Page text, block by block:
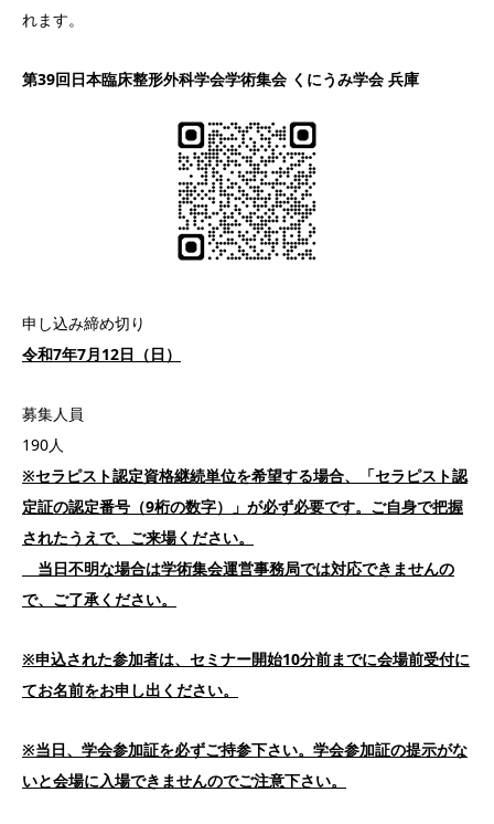
れます。
第39回日本臨床整形外科学会学術集会 くにうみ学会 兵庫
申し込み締め切り
令和7年7月12日（日）
募集人員
190人
※セラピスト認定資格継続単位を希望する場合、「セラピスト認
定証の認定番号（9桁の数字）」が必ず必要です。ご自身で把握
されたうえで、ご来場ください。
当日不明な場合は学術集会運営事務局では対応できませんの
で、ご了承ください。
※申込された参加者は、セミナー開始10分前までに会場前受付に
てお名前をお申し出ください。
※当日、学会参加証を必ずご持参下さい。学会参加証の提示がな
いと会場に入場できませんのでご注意下さい。